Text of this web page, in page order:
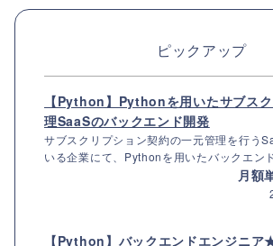
ピックアップ
【Python】Pythonを用いたサブス
理SaaSのバックエンド開発
サブスクリプション契約の一元管理を行う
いる企業にて、Pythonを用いたバックエン
月額
【Python】バックエンドエンジニ